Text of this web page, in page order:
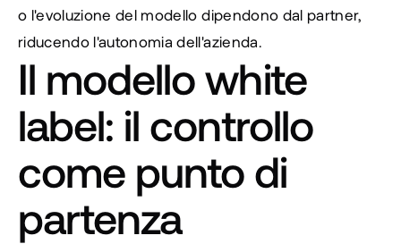
o l'evoluzione del modello dipendono dal partner,
riducendo l'autonomia dell'azienda.
Il modello white
label: il controllo
come punto di
partenza